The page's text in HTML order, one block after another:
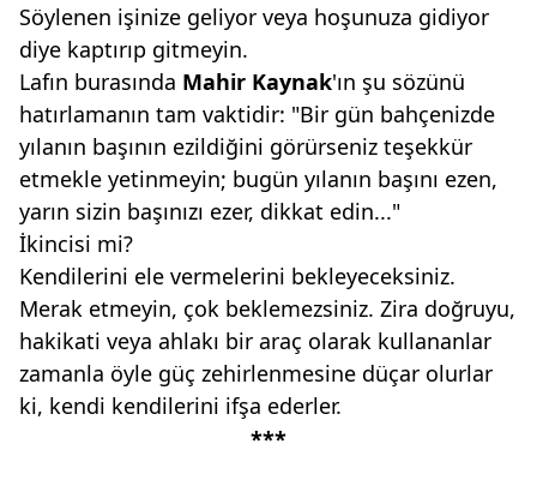
Söylenen işinize geliyor veya hoşunuza gidiyor
diye kaptırıp gitmeyin.
Lafın burasında Mahir Kaynak'ın şu sözünü
hatırlamanın tam vaktidir: "Bir gün bahçenizde
yılanın başının ezildiğini görürseniz teşekkür
etmekle yetinmeyin; bugün yılanın başını ezen,
yarın sizin başınızı ezer, dikkat edin..."
İkincisi mi?
Kendilerini ele vermelerini bekleyeceksiniz.
Merak etmeyin, çok beklemezsiniz. Zira doğruyu,
hakikati veya ahlakı bir araç olarak kullananlar
zamanla öyle güç zehirlenmesine düçar olurlar
ki, kendi kendilerini ifşa ederler.
***